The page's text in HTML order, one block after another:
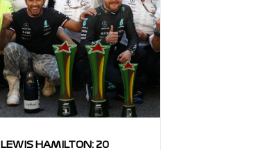
LEWIS HAMILTON: 20